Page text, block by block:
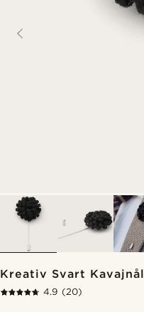
Kreativ Svart Kavajnål
4.9 (20)